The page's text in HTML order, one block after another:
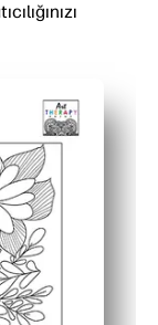
- ince motor
köşeler,